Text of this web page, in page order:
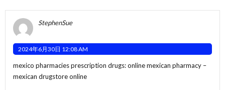
StephenSue
2024年6月30日 12:08 AM
mexico pharmacies prescription drugs:online mexican pharmacy –
mexican drugstore online